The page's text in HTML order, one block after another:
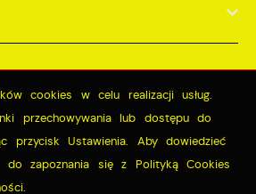
3727793
Online: 287
cookies w celu realizacji usług.
przechowywania lub dostępu do
przycisk Ustawienia. Aby dowiedzieć
do zapoznania się z Polityką Cookies
ZAPISZ WYBRANE